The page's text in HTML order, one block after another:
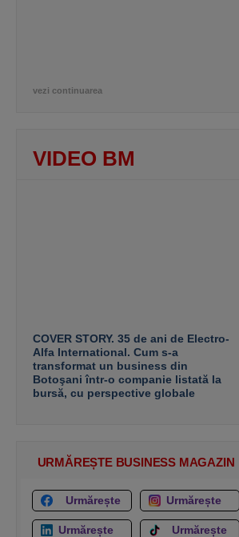
vezi continuarea
VIDEO BM
COVER STORY. 35 de ani de Electro-
Alfa International. Cum s-a
transformat un business din
Botoşani într-o companie listată la
bursă, cu perspective globale
URMĂREȘTE BUSINESS MAGAZIN
Urmărește Urmărește
Urmărește Urmărește